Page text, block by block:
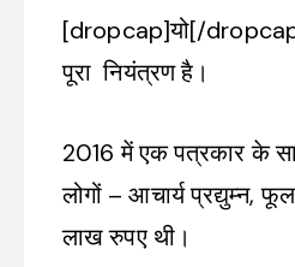
[dropcap]यो[/
पूरा नियंत्रण है।
2016 में एक पत्रकार के
लोगों – आचार्य प्रद्युम्न,
लाख रुपए थी।